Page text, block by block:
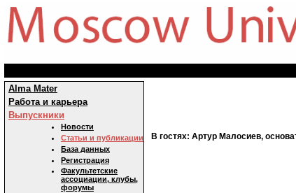
Alma Mater
Работа и карьера
Выпускники
Новости
Статьи и публикации
База данных
Регистрация
Факультетские
ассоциации, клубы,
форумы
В гостях: Артур Малосиев,